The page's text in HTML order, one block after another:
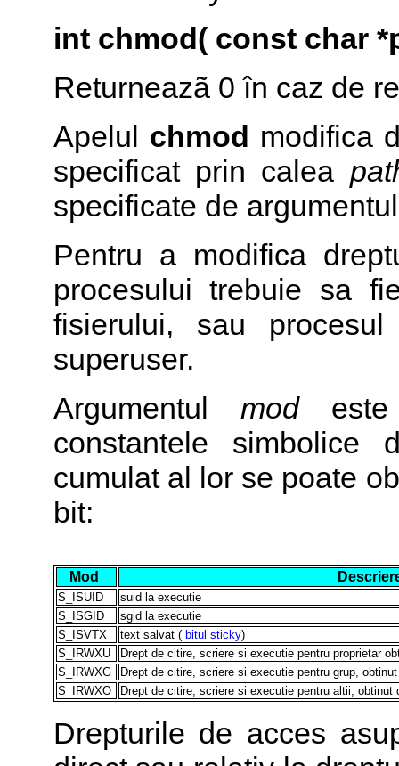
int chmod( const char
Returneazã 0 în caz de
Apelul chmod modifica
specificat prin calea
specificate de
Pentru a modifica
procesului trebuie sa
fisierului, sau
superuser.
Argumentul modeste
constantele
cumulat al lor se poate
bit:
Mod
S_ISUID
suid la executie
S_ISGID
sgid la executie
S_ISVTX
text salvat ( bitul sticky)
S_IRWXU
Drept de citire, scriere si executie pentru proprietar
S_IRWXG
Drept de citire, scriere si executie pentru grup,
S_IRWXO
Drept de citire, scriere si executie pentru altii,
Drepturile de acces